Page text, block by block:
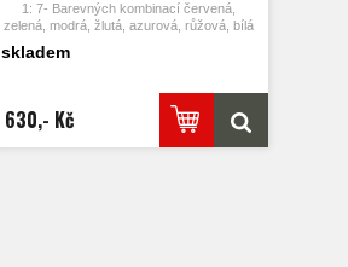
1: 7- Barevných kombinací červená,
zelená, modrá, žlutá, azurová, růžová, bílá
rozsvítí jedna barva, stisknutím tlačítka se
další barva.
3: Automaticky režim změny barvy.
Stiskněte dotykové tlačítko na poslední
skladem
630,- Kč